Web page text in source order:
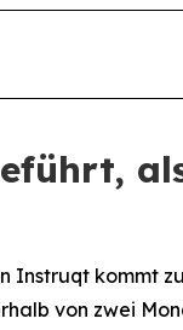
kommt
von zwei